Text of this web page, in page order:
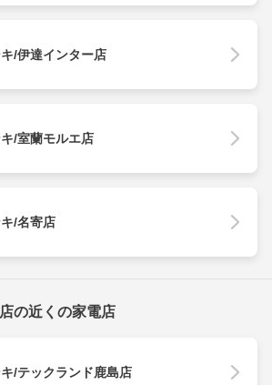
/伊達インター店
/室蘭モルエ店
/名寄店
の近くの家電店
/テックランド鹿島店